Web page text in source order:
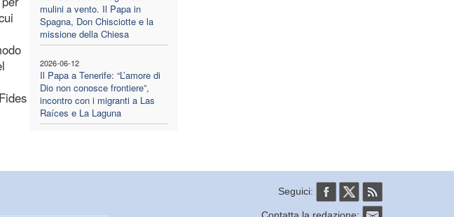
mulini a vento. Il Papa in
Spagna, Don Chisciotte e la
missione della Chiesa
2026-06-12
Il Papa a Tenerife: “L’amore di
Dio non conosce frontiere”,
incontro con i migranti a Las
Raíces e La Laguna
Seguici:
Contatta la redazione: